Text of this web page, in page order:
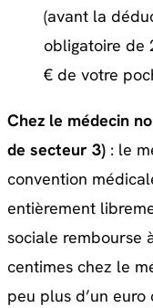
(avant la
obligatoire de
€ de votre
Chez le médecin
de secteur 3) : le
convention
entièrement
sociale rembourse
centimes chez le
peu plus d’un